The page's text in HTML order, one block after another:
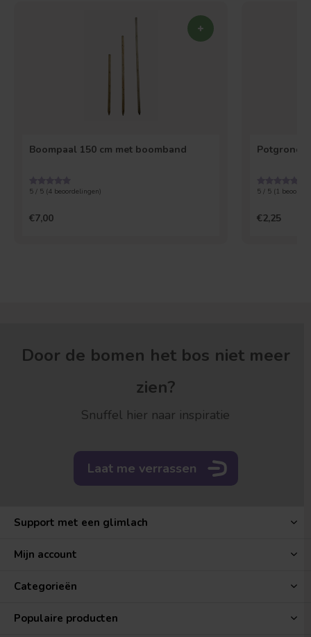
Boompaal 150 cm met boomband
5 / 5 (4 beoordelingen)
€7,00
Potgrond
5 / 5 (1
€2,25
Door de bomen het bos niet meer
zien?
Snuffel hier naar inspiratie
Laat me verrassen
Support met een glimlach
Mijn account
Categorieën
Populaire producten